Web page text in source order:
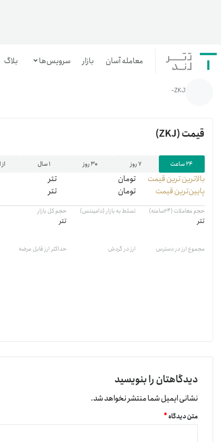
معامله آسان بازار سرویس‌ها
بازار تترلند
سرمایه‌گذاری آسان
بلاگ خانه رمزارزها/
ZKJ
ZKJ-
قیمت(ZKJ)
۲۴ ساعت ۷ روز ۳۰ روز ۱ سال
بالاترین ‌ترین قیمت تومان
تتر
پایین‌ترین قیمت
تومان تتر
حجم معاملات (۲۴ساعته)
تتر
تسلط به بازار (دامیننس) حجم کل بازار
تتر
مجموع ارز در دسترس ارز در گردش حداکثر ارز قابل عرضه
دیدگاهتان را بنویسید
نشانی ایمیل شما منتشر نخواهد شد.
متن دیدگاه*